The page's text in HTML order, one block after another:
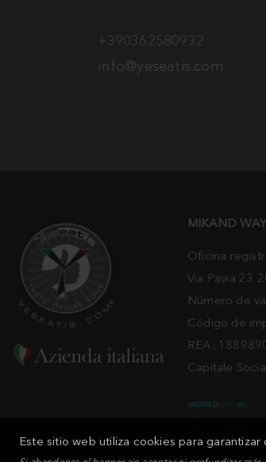
+390362580932
info@yeseatis.com
MIKAND WAY
Oficina
Via Pavia 23
Número de
Código de
REA:
Capitale
Este sitio web utiliza cookies para